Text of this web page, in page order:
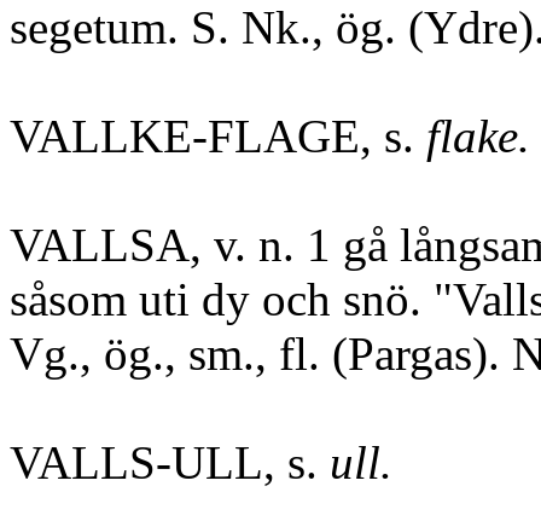
segetum. S. Nk., ög.
VALLKE-FLAGE, s. flake.
VALLSA, v. n. 1 gå
såsom uti dy och snö.
Vg., ög., sm., fl. (Pargas).
VALLS-ULL, s. ull.